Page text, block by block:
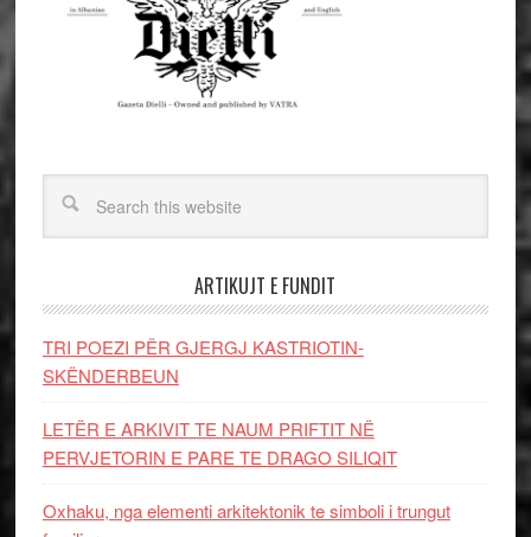
ARTIKUJT E FUNDIT
TRI POEZI PËR GJERGJ KASTRIOTIN-
SKËNDERBEUN
LETËR E ARKIVIT TE NAUM PRIFTIT NË
PERVJETORIN E PARE TE DRAGO SILIQIT
Oxhaku, nga elementi arkitektonik te simboli i trungut